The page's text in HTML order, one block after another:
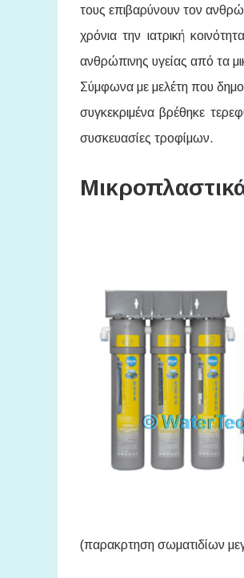
τους επιβαρύνουν τον
χρόνια την ιατρική
ανθρώπινης υγείας από τα
Σύμφωνα με μελέτη που
συγκεκριμένα βρέθηκε
συσκευασίες τροφίμων.
(παρακρτηση σωματιδίων